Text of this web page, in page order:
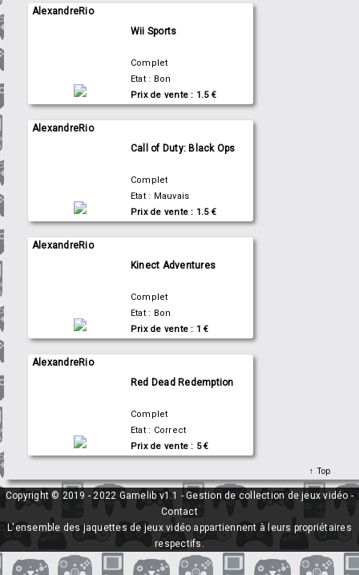
AlexandreRio
Wii Sports
Complet
Etat : Bon
Prix de vente : 1.5 €
AlexandreRio
Call of Duty: Black Ops
Complet
Etat : Mauvais
Prix de vente : 1.5 €
AlexandreRio
Kinect Adventures
Complet
Etat : Bon
Prix de vente : 1 €
AlexandreRio
Red Dead Redemption
Complet
Etat : Correct
Prix de vente : 5 €
Top
Copyright © 2019 - 2022 Gamelib v1.1 - Gestion de collection de jeux vidéo -
Contact
L'ensemble des jaquettes de jeux vidéo appartiennent à leurs propriétaires
respectifs.